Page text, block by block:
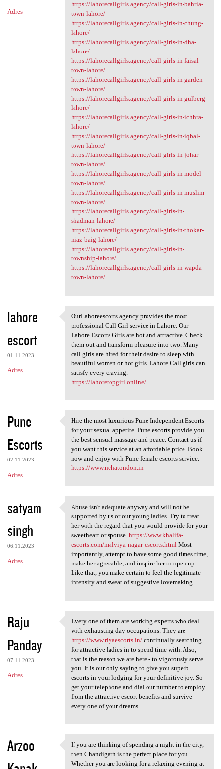
Adres
https://lahorecallgirls.agency/call-girls-in-bahria-
town-lahore/
https://lahorecallgirls.agency/call-girls-in-chung-
lahore/
https://lahorecallgirls.agency/call-girls-in-dha-
lahore/
https://lahorecallgirls.agency/call-girls-in-faisal-
town-lahore/
https://lahorecallgirls.agency/call-girls-in-garden-
town-lahore/
https://lahorecallgirls.agency/call-girls-in-gulberg-
lahore/
https://lahorecallgirls.agency/call-girls-in-ichhra-
lahore/
https://lahorecallgirls.agency/call-girls-in-iqbal-
town-lahore/
https://lahorecallgirls.agency/call-girls-in-johar-
town-lahore/
https://lahorecallgirls.agency/call-girls-in-model-
town-lahore/
https://lahorecallgirls.agency/call-girls-in-muslim-
town-lahore/
https://lahorecallgirls.agency/call-girls-in-
shadman-lahore/
https://lahorecallgirls.agency/call-girls-in-thokar-
niaz-baig-lahore/
https://lahorecallgirls.agency/call-girls-in-
township-lahore/
https://lahorecallgirls.agency/call-girls-in-wapda-
town-lahore/
lahore
escort
01.11.2023
Adres
OurLahoreescorts agency
OurLahoreescorts agency provides the most
professional Call Girl service in Lahore. Our
Lahore Escorts Girls are hot and attractive. Check
them out and transform pleasure into two. Many
call girls are hired for their desire to sleep with
beautiful women or hot girls. Lahore Call girls can
satisfy every craving.
https://lahoretopgirl.online/
Pune
Escorts
02.11.2023
Adres
Hire the most luxurious Pune
Hire the most luxurious Pune Independent Escorts
for your sexual appetite. Pune escorts provide you
the best sensual massage and peace. Contact us if
you want this service at an affordable price. Book
now and enjoy with Pune female escorts service.
https://www.nehatondon.in
satyam
singh
06.11.2023
Adres
Abuse isn't adequate anyway
Abuse isn't adequate anyway and will not be
supported by us or our young ladies. Try to treat
her with the regard that you would provide for your
sweetheart or spouse. https://www.khalifa-
escorts.com/malviya-nagar-escorts.htmlMost
importantly, attempt to have some good times time,
make her agreeable, and inspire her to open up.
Like that, you make certain to feel the legitimate
intensity and sweat of suggestive lovemaking.
Raju
Panday
07.11.2023
Adres
Every one of them are working
Every one of them are working experts who deal
with exhausting day occupations. They are
https://www.riyaescorts.in/continually searching
for attractive ladies in to spend time with. Also,
that is the reason we are here - to vigorously serve
you. It is our only saying to give you superb
escorts in your lodging for your definitive joy. So
get your telephone and dial our number to employ
from the attractive escort benefits and survive
every one of your dreams.
Arzoo
If you are thinking of
If you are thinking of spending a night in the city,
then Chandigarh is the perfect place for you.
Whether you are looking for a relaxing evening at